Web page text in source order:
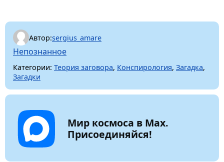
Автор:sergius_amare
Непознанное
Категории: Теория заговора, Конспирология, Загадка,
Загадки
Мир космоса в Max.
Присоединяйся!